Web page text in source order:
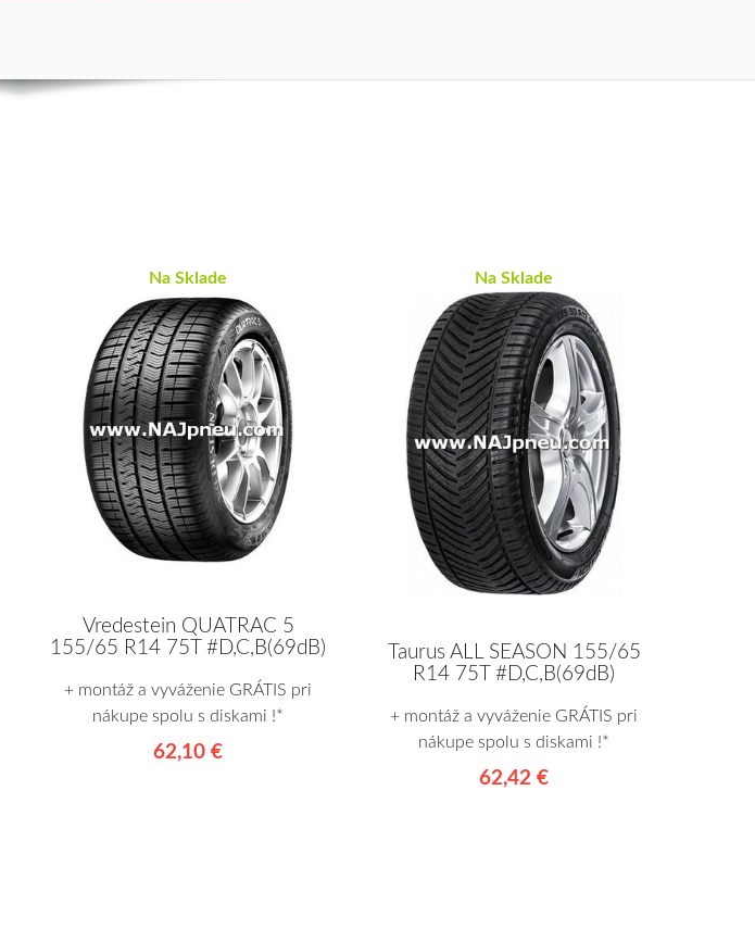
Na Sklade
Vredestein QUATRAC 5
155/65 R14 75T #D,C,B(69dB)
+ montáž a vyváženie GRÁTIS pri
nákupe spolu s diskami !*
62,10 €
Na Sklade
Taurus ALL SEASON 155/65
R14 75T #D,C,B(69dB)
+ montáž a vyváženie GRÁTIS pri
nákupe spolu s diskami !*
62,42 €